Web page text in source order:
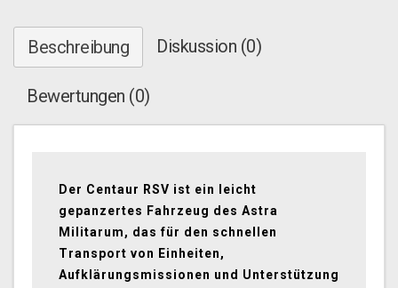
Beschreibung Diskussion (0)
Bewertungen (0)
Der Centaur RSV ist ein leicht
gepanzertes Fahrzeug des Astra
Militarum, das für den schnellen
Transport von Einheiten,
Aufklärungsmissionen und Unterstützung